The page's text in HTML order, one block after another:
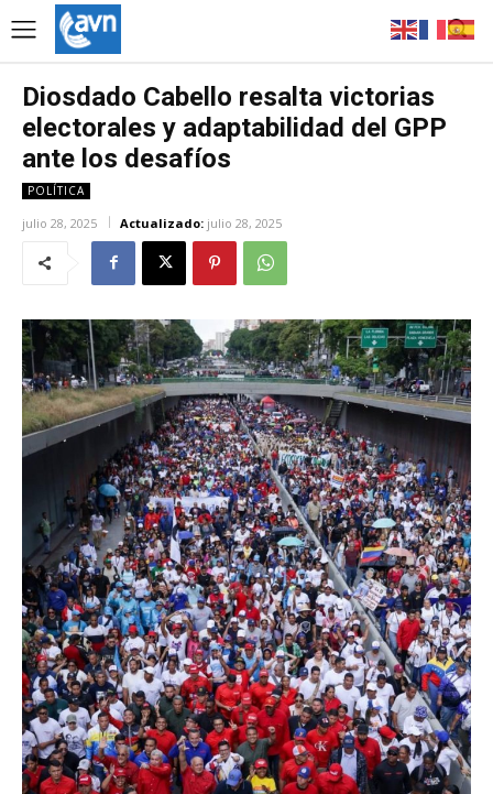
Diosdado Cabello resalta victorias
electorales y adaptabilidad del GPP
ante los desafíos
POLÍTICA
julio 28, 2025 Actualizado: julio 28, 2025